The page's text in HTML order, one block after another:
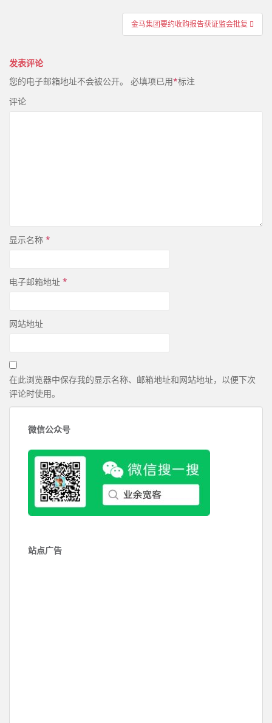
航
金马集团要约收购报告获证监会批复
发表评论
您的电子邮箱地址不会被公开。 必填项已用*标注
评论
显示名称 *
电子邮箱地址 *
网站地址
在此浏览器中保存我的显示名称、邮箱地址和网站地址，以便下次
评论时使用。
微信公众号
站点广告